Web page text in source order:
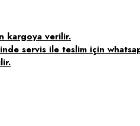
kargoya verilir.
servis ile teslim için